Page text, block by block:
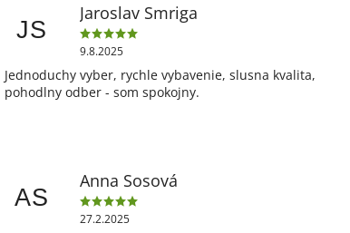
JS
Jaroslav Smriga
9.8.2025
Jednoduchy vyber, rychle vybavenie, slusna kvalita,
pohodlny odber - som spokojny.
AS
Anna Sosová
27.2.2025